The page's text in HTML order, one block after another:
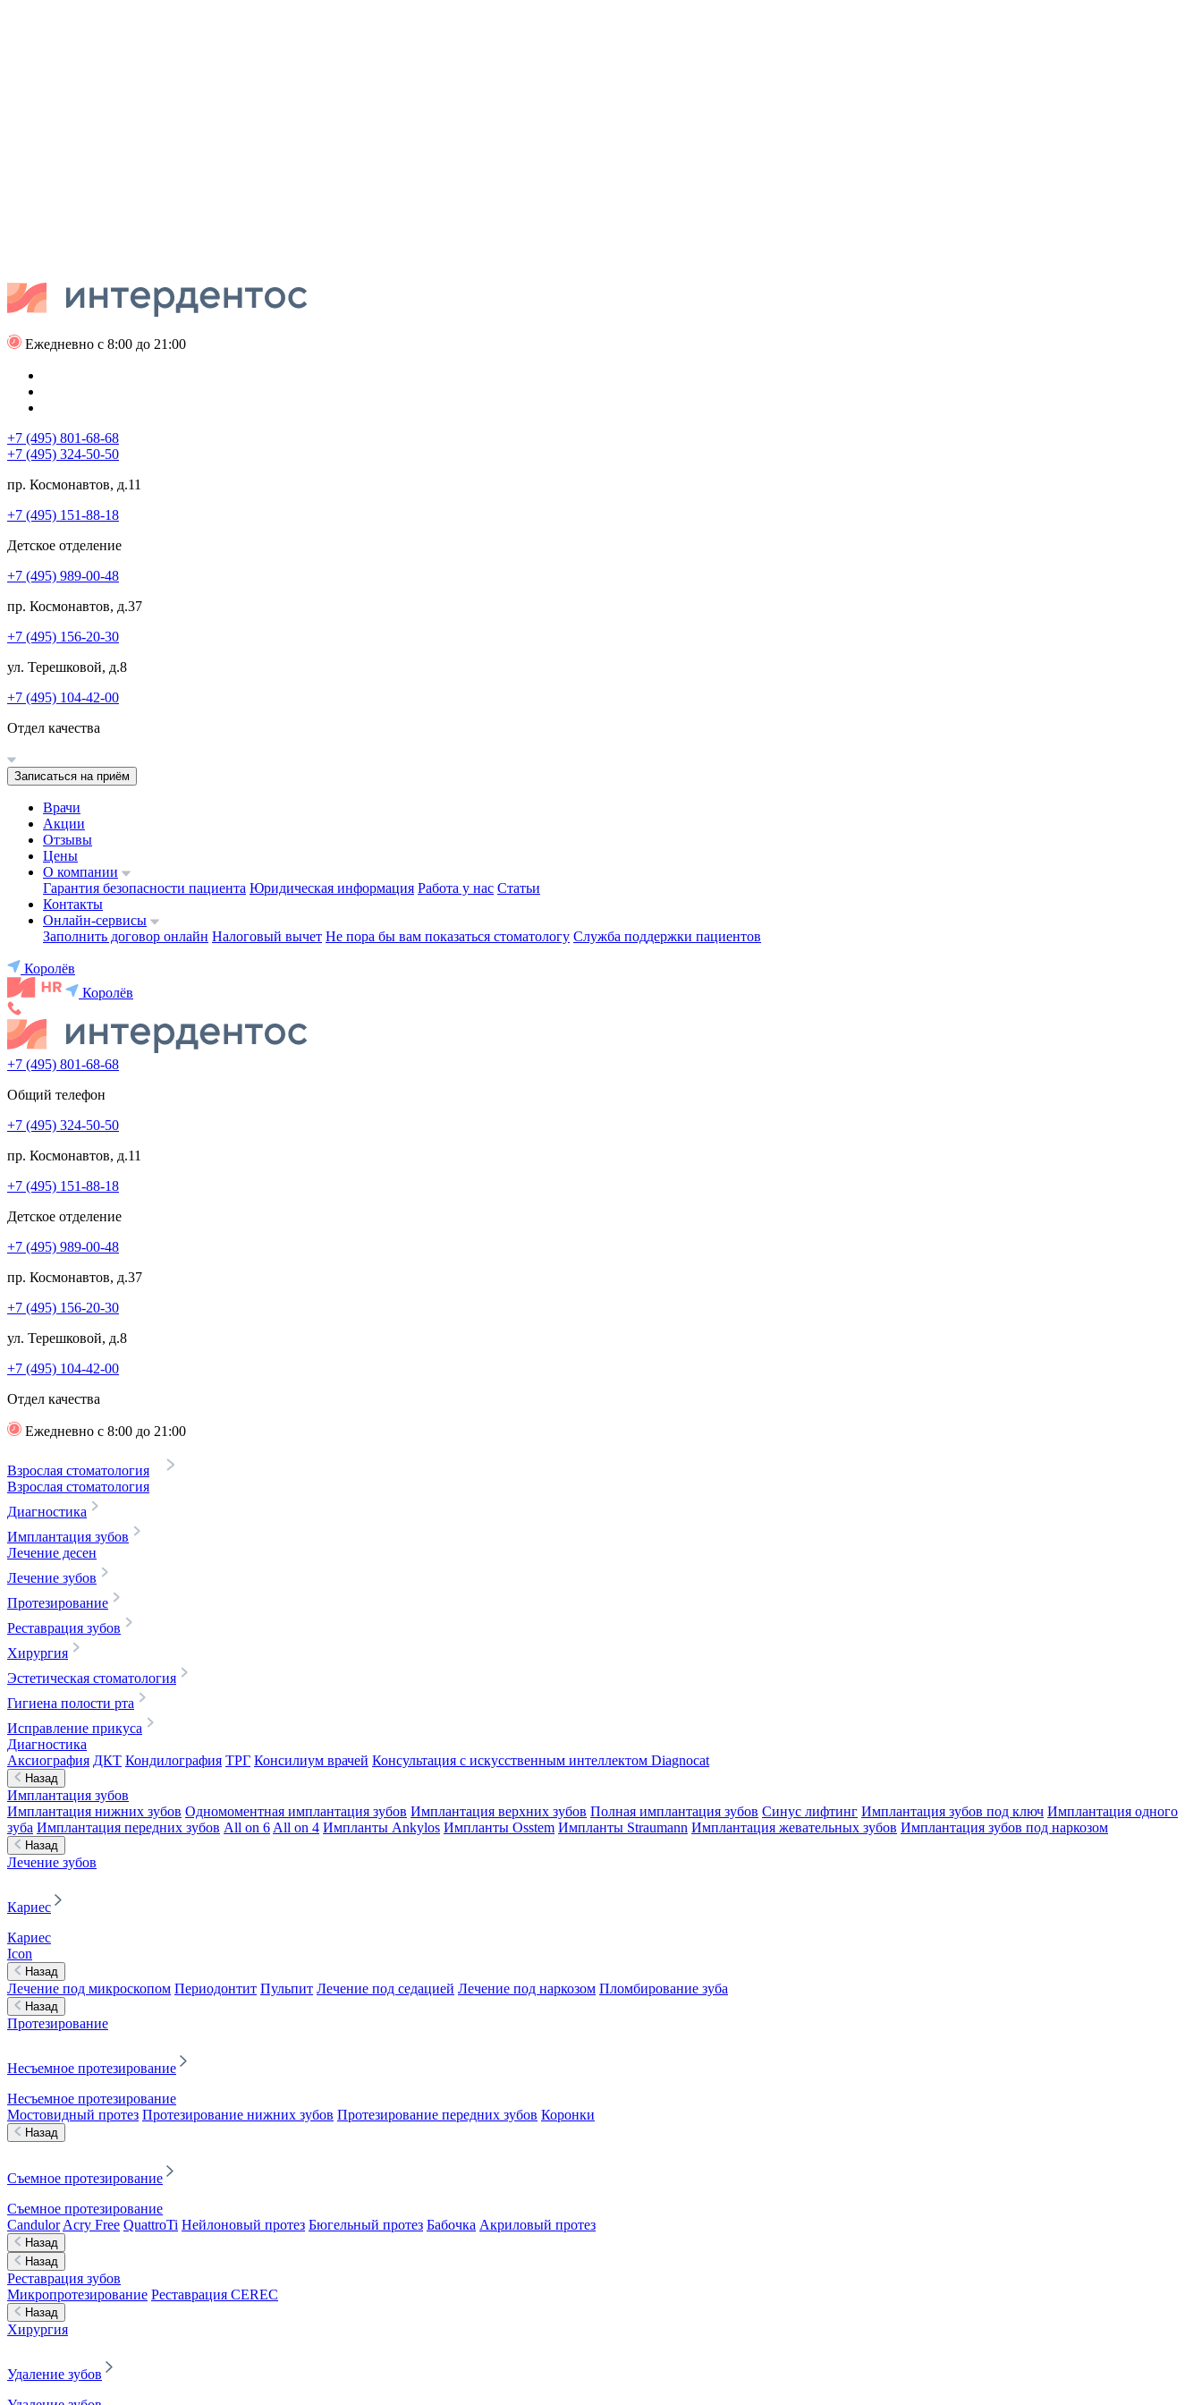
Ежедневно с 8:00 до 21:00
+7 (495) 801-68-68
+7 (495) 324-50-50
пр. Космонавтов, д.11
+7 (495) 151-88-18
Детское отделение
+7 (495) 989-00-48
пр. Космонавтов, д.37
+7 (495) 156-20-30
ул. Терешковой, д.8
+7 (495) 104-42-00
Отдел качества
Записаться на приём
Врачи
Акции
Отзывы
Цены
О компании
Гарантия безопасности пациента Юридическая информация Работа у нас Статьи
Контакты
Онлайн-сервисы
Заполнить договор онлайн Налоговый вычет Не пора бы вам показаться стоматологу Служба поддержки пациентов
Королёв
Королёв
+7 (495) 801-68-68
Общий телефон
+7 (495) 324-50-50
пр. Космонавтов, д.11
+7 (495) 151-88-18
Детское отделение
+7 (495) 989-00-48
пр. Космонавтов, д.37
+7 (495) 156-20-30
ул. Терешковой, д.8
+7 (495) 104-42-00
Отдел качества
Ежедневно с 8:00 до 21:00
Взрослая стоматология
Взрослая стоматология
Диагностика
Имплантация зубов
Лечение десен
Лечение зубов
Протезирование
Реставрация зубов
Хирургия
Эстетическая стоматология
Гигиена полости рта
Исправление прикуса
Диагностика
Аксиография ДКТ Кондилография ТРГ Консилиум врачей Консультация с искусственным интеллектом Diagnocat
Назад
Имплантация зубов
Имплантация нижних зубов Одномоментная имплантация зубов Имплантация верхних зубов Полная имплантация зубов Синус лифтинг Имплантация зубов под ключ Имплантация одного
зуба Имплантация передних зубов All on 6 All on 4 Импланты Ankylos Импланты Osstem Импланты Straumann Имплантация жевательных зубов Имплантация зубов под наркозом
Назад
Лечение зубов
Кариес
Кариес
Icon
Назад
Лечение под микроскопом Периодонтит Пульпит Лечение под седацией Лечение под наркозом Пломбирование зуба
Назад
Протезирование
Несъемное протезирование
Несъемное протезирование
Мостовидный протез Протезирование нижних зубов Протезирование передних зубов Коронки
Назад
Съемное протезирование
Съемное протезирование
Candulor Acry Free QuattroTi Нейлоновый протез Бюгельный протез Бабочка Акриловый протез
Назад
Назад
Реставрация зубов
Микропротезирование Реставрация CEREC
Назад
Хирургия
Удаление зубов